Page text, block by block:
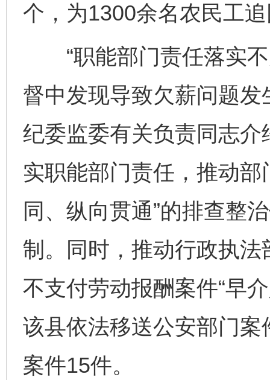
个，为1300余名农民工
“职能部门责任落实不
督中发现导致欠薪问题发
纪委监委有关负责同志
实职能部门责任，推动
同、纵向贯通”的排查整
制。同时，推动行政执
不支付劳动报酬案件“早
该县依法移送公安部门
案件15件。